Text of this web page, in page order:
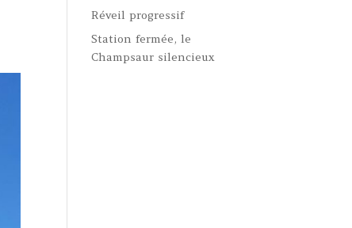
Réveil progressif
Station fermée, le
Champsaur silencieux